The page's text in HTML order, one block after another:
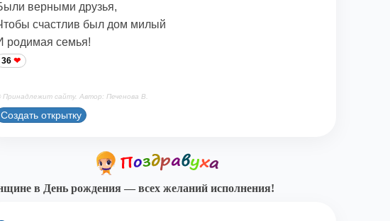
верными друзья,
счастлив был дом милый
родимая семья!
36
Принадлежит сайту. Автор: Печенова В.
Создать открытку
в День рождения — всех желаний исполнения!